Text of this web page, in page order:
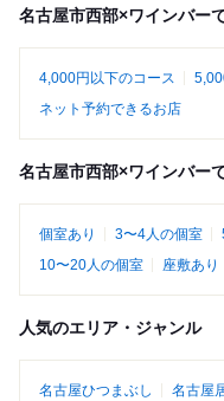
名古屋市西部×ワインバー
4,000円以下のコース
ネット予約できるお店
名古屋市西部×ワインバー
個室あり 3〜4人の個室
10〜20人の個室
座敷あり
人気のエリア・ジャンル
名古屋ひつまぶし 名古屋